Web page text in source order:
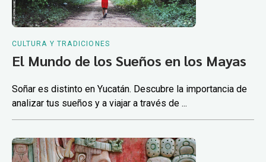
CULTURA Y TRADICIONES
El Mundo de los Sueños en los Mayas
Soñar es distinto en Yucatán. Descubre la importancia de
analizar tus sueños y a viajar a través de ...